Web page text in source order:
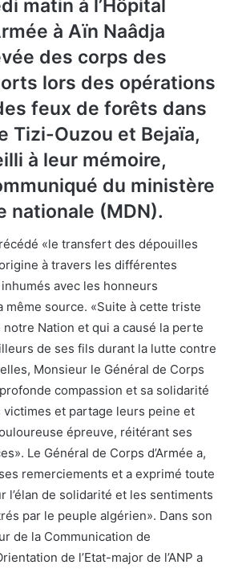
matin à l’Hôpital
à Aïn Naâdja
des corps des
lors des opérations
feux de forêts dans
Tizi-Ouzou et Bejaïa,
à leur mémoire,
du ministère
nationale (MDN).
«le transfert des dépouilles
à travers les différentes
avec les honneurs
même source. «Suite à cette triste
Nation et qui a causé la perte
de ses fils durant la lutte contre
Monsieur le Général de Corps
compassion et sa solidarité
victimes et partage leurs peine et
épreuve, réitérant ses
Le Général de Corps d’Armée a,
remerciements et a exprimé toute
l’élan de solidarité et les sentiments
par le peuple algérien». Dans son
de la Communication de
de l’Etat-major de l’ANP a